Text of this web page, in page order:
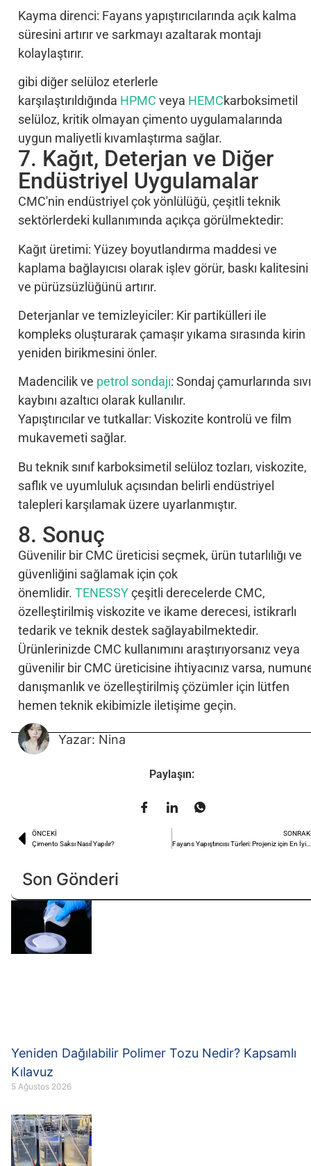
Kayma direnci: Fayans yapıştırıcılarında açık kalma
süresini artırır ve sarkmayı azaltarak montajı
kolaylaştırır.
gibi diğer selüloz eterlerle
karşılaştırıldığında HPMC veya HEMCkarboksimetil
selüloz, kritik olmayan çimento uygulamalarında
uygun maliyetli kıvamlaştırma sağlar.
7. Kağıt, Deterjan ve Diğer
Endüstriyel Uygulamalar
CMC'nin endüstriyel çok yönlülüğü, çeşitli teknik
sektörlerdeki kullanımında açıkça görülmektedir:
Kağıt üretimi: Yüzey boyutlandırma maddesi ve
kaplama bağlayıcısı olarak işlev görür, baskı kalitesini
ve pürüzsüzlüğünü artırır.
Deterjanlar ve temizleyiciler: Kir partikülleri ile
kompleks oluşturarak çamaşır yıkama sırasında kirin
yeniden birikmesini önler.
Madencilik ve petrol sondajı: Sondaj çamurlarında sıvı
kaybını azaltıcı olarak kullanılır.
Yapıştırıcılar ve tutkallar: Viskozite kontrolü ve film
mukavemeti sağlar.
Bu teknik sınıf karboksimetil selüloz tozları, viskozite,
saflık ve uyumluluk açısından belirli endüstriyel
talepleri karşılamak üzere uyarlanmıştır.
8. Sonuç
Güvenilir bir CMC üreticisi seçmek, ürün tutarlılığı ve
güvenliğini sağlamak için çok
önemlidir. TENESSYçeşitli derecelerde CMC,
özelleştirilmiş viskozite ve ikame derecesi, istikrarlı
tedarik ve teknik destek sağlayabilmektedir.
Ürünlerinizde CMC kullanımını araştırıyorsanız veya
güvenilir bir CMC üreticisine ihtiyacınız varsa,
danışmanlık ve özelleştirilmiş çözümler için lütfen
hemen teknik ekibimizle iletişime geçin.
Yazar: Nina
Paylaşın:
ÖNCEKI
Çimento Saksı Nasıl Yapılır?
Son Gönderi
Yeniden Dağılabilir Polimer Tozu Nedir? Kapsamlı
Kılavuz
5 Ağustos 2026